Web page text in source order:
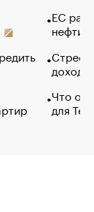
ЕС
нефти
Что
для